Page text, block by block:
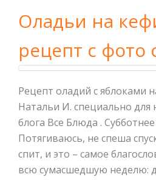
Оладьи на
рецепт с фото
Рецепт оладий с яблоками
Натальи И. специально для
блога Все Блюда .
Потягиваюсь, не спеша
спит, и это – самое
всю сумасшедшую неделю: